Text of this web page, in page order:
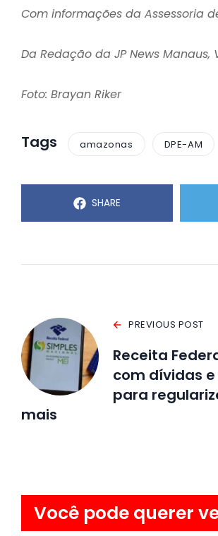
Com informações da Assessoria
Da Redação da JP News Manaus,
Foto: Brayan Riker
Tags amazonas DPE-AM
SHARE
PREVIOUS POST
Receita
com dívidas
para
mais
Você pode querer